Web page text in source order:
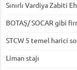
Sınırlı Vardiya Zabiti
BOTAŞ/ SOCAR gibi
STCW 5 temel harici
Liman stajı